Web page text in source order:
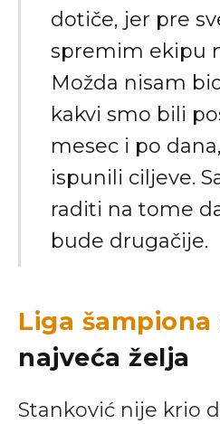
dotiče, jer pre
spremim ekipu
Možda nisam
kakvi smo bili
mesec i po
ispunili ciljeve.
raditi na tome
bude drugačije.
Liga šampiona
najveća želja
Stanković nije krio